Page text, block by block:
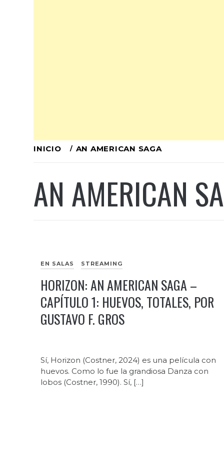
Ir
contenido
INICIO AN AMERICAN SAGA
AN AMERICAN
EN SALAS STREAMING
HORIZON: AN AMERICAN SAGA –
CAPÍTULO 1: HUEVOS, TOTALES, POR
GUSTAVO F. GROS
Sí, Horizon (Costner, 2024) es una película con
huevos. Como lo fue la grandiosa Danza con
lobos (Costner, 1990). Sí, […]